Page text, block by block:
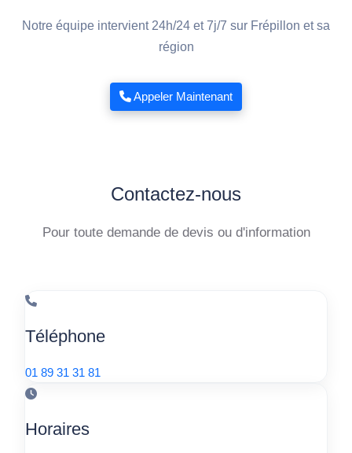
Notre équipe intervient 24h/24 et 7j/7 sur Frépillon et sa
région
Appeler Maintenant
Contactez-nous
Pour toute demande de devis ou d'information
Téléphone
01 89 31 31 81
Horaires